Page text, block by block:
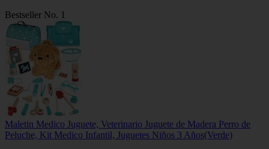
Bestseller No. 1
Maletin Medico Juguete, Veterinario Juguete de Madera Perro de
Peluche, Kit Medico Infantil, Juguetes Niños 3 Años(Verde)